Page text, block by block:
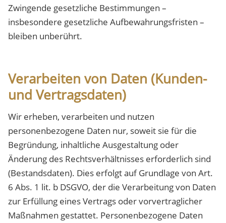
Zwingende gesetzliche Bestimmungen –
insbesondere gesetzliche Aufbewahrungsfristen –
bleiben unberührt.
Verarbeiten von Daten (Kunden-
und Vertragsdaten)
Wir erheben, verarbeiten und nutzen
personenbezogene Daten nur, soweit sie für die
Begründung, inhaltliche Ausgestaltung oder
Änderung des Rechtsverhältnisses erforderlich sind
(Bestandsdaten). Dies erfolgt auf Grundlage von Art.
6 Abs. 1 lit. b DSGVO, der die Verarbeitung von Daten
zur Erfüllung eines Vertrags oder vorvertraglicher
Maßnahmen gestattet. Personenbezogene Daten